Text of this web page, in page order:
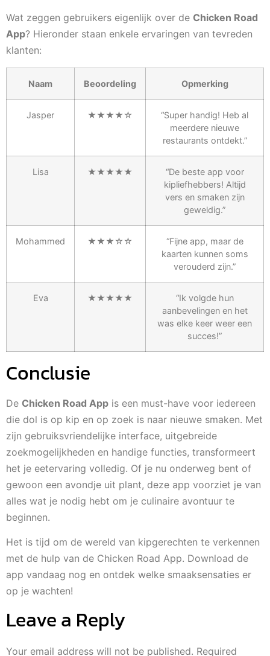
Wat zeggen gebruikers eigenlijk over de Chicken Road
App? Hieronder staan enkele ervaringen van tevreden
klanten:
Naam Beoordeling Opmerking
Jasper ★★★★☆
“Super handig! Heb al
meerdere nieuwe
restaurants ontdekt.”
Lisa ★★★★★
“De beste app voor
kipliefhebbers! Altijd
vers en smaken zijn
geweldig.”
Mohammed ★★★☆☆
“Fijne app, maar de
kaarten kunnen soms
verouderd zijn.”
Eva ★★★★★
“Ik volgde hun
aanbevelingen en het
was elke keer weer een
succes!”
Conclusie
De Chicken Road App is een must-have voor iedereen
die dol is op kip en op zoek is naar nieuwe smaken. Met
zijn gebruiksvriendelijke interface, uitgebreide
zoekmogelijkheden en handige functies, transformeert
het je eetervaring volledig. Of je nu onderweg bent of
gewoon een avondje uit plant, deze app voorziet je van
alles wat je nodig hebt om je culinaire avontuur te
beginnen.
Het is tijd om de wereld van kipgerechten te verkennen
met de hulp van de Chicken Road App. Download de
app vandaag nog en ontdek welke smaaksensaties er
op je wachten!
Leave a Reply
Your email address will not be published. Required